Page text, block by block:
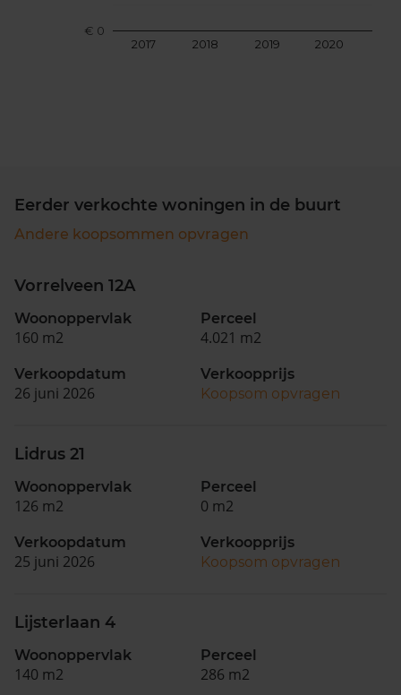
2017 2018 2019 2020
€ 0
Eerder verkochte woningen in de buurt
Andere koopsommen opvragen
Vorrelveen 12A
Woonoppervlak
160 m2
Perceel
4.021 m2
Verkoopdatum
26 juni 2026
Verkoopprijs
Koopsom opvragen
Lidrus 21
Woonoppervlak
126 m2
Perceel
0 m2
Verkoopdatum
25 juni 2026
Verkoopprijs
Koopsom opvragen
Lijsterlaan 4
Woonoppervlak
140 m2
Perceel
286 m2